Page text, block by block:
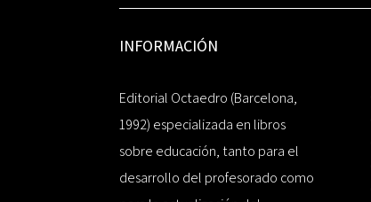
INFORMACIÓN
Editorial Octaedro (Barcelona,
1992) especializada en libros
sobre educación, tanto para el
desarrollo del profesorado como